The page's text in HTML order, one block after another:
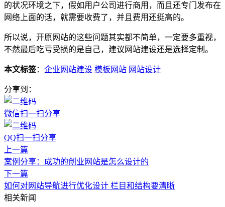
的状况环境之下，假如用户公司进行商用，而且还专门发布在
网络上面的话，就需要收费了，并且费用还挺高的。
所以说，开原网站的这些问题其实都不简单，一定要多重视，
不然最后吃亏受损的是自己，建议网站建设还是选择定制。
本文标签： 企业网站建设 模板网站 网站设计
分享到：
微信扫一扫分享
QQ扫一扫分享
上一篇
案例分享：成功的创业网站是怎么设计的
下一篇
如何对网站导航进行优化设计 栏目和结构要清晰
相关新闻